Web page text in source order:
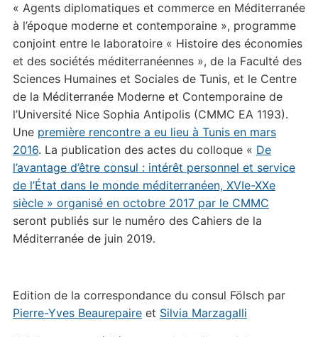
« Agents diplomatiques et commerce en Méditerranée
à l’époque moderne et contemporaine », programme
conjoint entre le laboratoire « Histoire des économies
et des sociétés méditerranéennes », de la Faculté des
Sciences Humaines et Sociales de Tunis, et le Centre
de la Méditerranée Moderne et Contemporaine de
l’Université Nice Sophia Antipolis (CMMC EA 1193).
Une première rencontre a eu lieu à Tunis en mars
2016. La publication des actes du colloque « De
l’avantage d’être consul : intérêt personnel et service
de l’État dans le monde méditerranéen, XVIe-XXe
siècle » organisé en octobre 2017 par le CMMC
seront publiés sur le numéro des Cahiers de la
Méditerranée de juin 2019.
Edition de la correspondance du consul Fölsch par
Pierre-Yves Beaurepaireet Silvia Marzagalli